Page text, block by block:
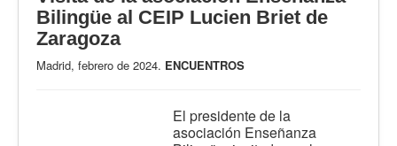
Bilingüe al CEIP Lucien Briet de
Zaragoza
Madrid, febrero de 2024. ENCUENTROS
El presidente de la
asociación Enseñanza